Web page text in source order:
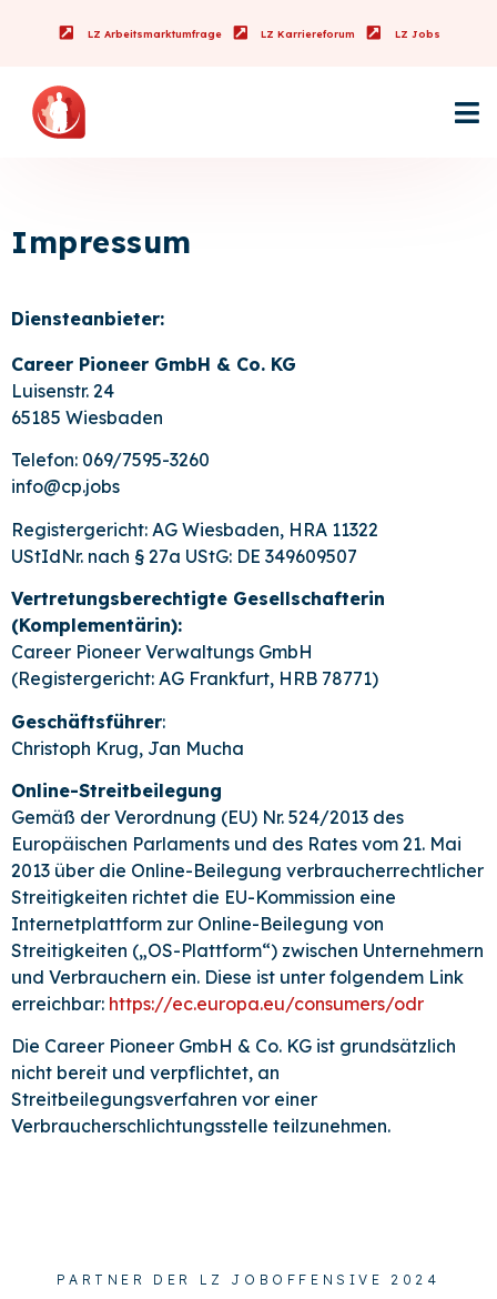
LZ Arbeitsmarktumfrage LZ Karriereforum LZ Jobs
Impressum
Diensteanbieter:
Career Pioneer GmbH & Co. KG
Luisenstr. 24
65185 Wiesbaden
Telefon: 069/7595-3260
info@cp.jobs
Registergericht: AG Wiesbaden, HRA 11322
UStIdNr. nach § 27a UStG: DE 349609507
Vertretungsberechtigte Gesellschafterin
(Komplementärin):
Career Pioneer Verwaltungs GmbH
(Registergericht: AG Frankfurt, HRB 78771)
Geschäftsführer:
Christoph Krug, Jan Mucha
Online-Streitbeilegung
Gemäß der Verordnung (EU) Nr. 524/2013 des
Europäischen Parlaments und des Rates vom 21. Mai
2013 über die Online-Beilegung verbraucherrechtlicher
Streitigkeiten richtet die EU-Kommission eine
Internetplattform zur Online-Beilegung von
Streitigkeiten („OS-Plattform“) zwischen Unternehmern
und Verbrauchern ein. Diese ist unter folgendem Link
erreichbar: https://ec.europa.eu/consumers/odr
Die Career Pioneer GmbH & Co. KG ist grundsätzlich
nicht bereit und verpflichtet, an
Streitbeilegungsverfahren vor einer
Verbraucherschlichtungsstelle teilzunehmen.
PARTNER DER LZ JOBOFFENSIVE 2024